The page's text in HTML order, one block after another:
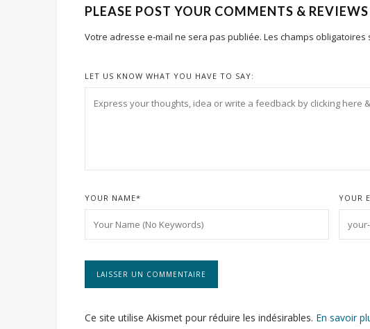
PLEASE POST YOUR COMMENTS & REVIEWS
Votre adresse e-mail ne sera pas publiée. Les champs
LET US KNOW WHAT YOU HAVE TO SAY:
YOUR NAME* YOUR
Ce site utilise Akismet pour réduire les indésirables. En savoir